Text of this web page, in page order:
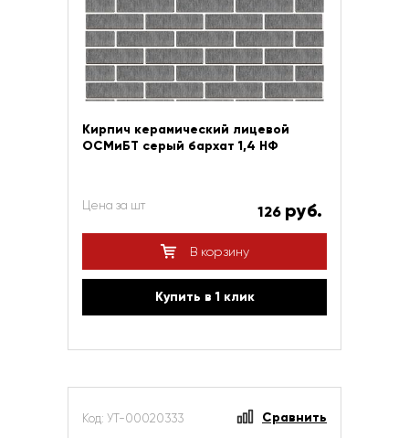
Кирпич керамический лицевой
ОСМиБТ серый бархат 1,4 НФ
Цена за шт 126 руб.
В корзину
Купить в 1 клик
Код: УТ-00020333 Сравнить